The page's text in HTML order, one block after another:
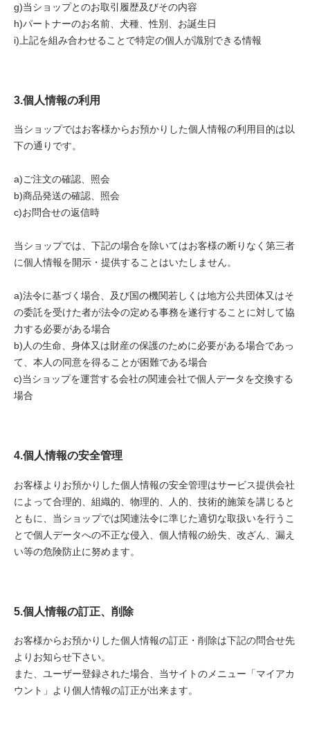
g)当ショップとのお取引履歴及びその内容
h)パートナーのお名前、犬種、性別、お誕生日
i)上記を組み合わせることで特定の個人が識別できる情報
3.個人情報の利用
当ショップではお客様からお預かりした個人情報の利用目的は以
下の通りです。
a)ご注文の確認、照会
b)商品発送の確認、照会
c)お問合せの返信時
当ショップでは、下記の場合を除いてはお客様の断りなく第三者
に個人情報を開示・提供することはいたしません。
a)法令に基づく場合、及び国の機関若しくは地方公共団体又はそ
の委託を受けた者が法令の定める事務を遂行することに対して協
力する必要がある場合
b)人の生命、身体又は財産の保護のために必要がある場合であっ
て、本人の同意を得ることが困難である場合
c)当ショップを運営する会社の関連会社で個人データを交換する
場合
4.個人情報の安全管理
お客様よりお預かりした個人情報の安全管理はサービス提供会社
によって合理的、組織的、物理的、人的、技術的施策を講じると
ともに、当ショップでは関連法令に準じた適切な取扱いを行うこ
とで個人データへの不正な侵入、個人情報の紛失、改ざん、漏え
い等の危険防止に努めます。
5.個人情報の訂正、削除
お客様からお預かりした個人情報の訂正・削除は下記の問合せ先
よりお知らせ下さい。
また、ユーザー登録された場合、当サイトのメニュー「マイアカ
ウント」より個人情報の訂正が出来ます。